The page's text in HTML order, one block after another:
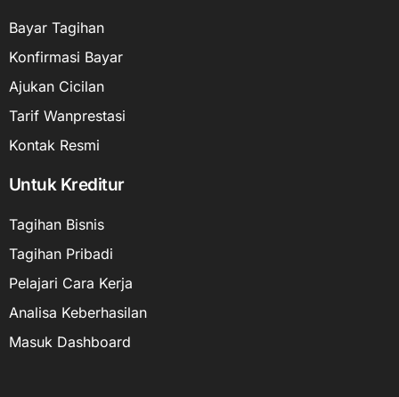
Bayar Tagihan
Konfirmasi Bayar
Ajukan Cicilan
Tarif Wanprestasi
Kontak Resmi
Untuk Kreditur
Tagihan Bisnis
Tagihan Pribadi
Pelajari Cara Kerja
Analisa Keberhasilan
Masuk Dashboard